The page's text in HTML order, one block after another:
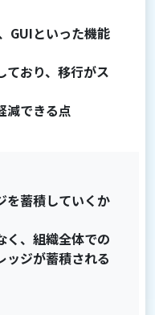
GUIといった機能
ており、移行がス
減できる点
を蓄積していくか
く、組織全体での
ッジが蓄積される